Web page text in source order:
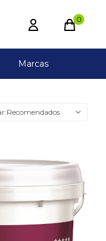
Marcas
0
Recomendados